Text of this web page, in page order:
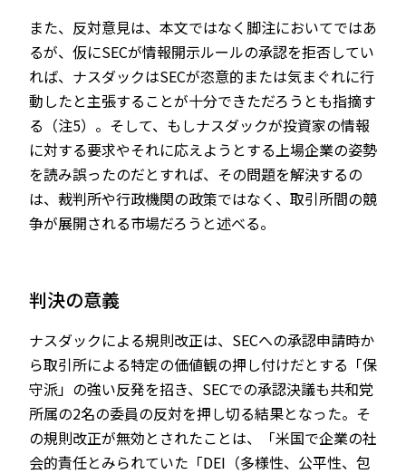
また、反対意見は、本文ではなく脚注においてではあ
るが、仮にSECが情報開示ルールの承認を拒否してい
れば、ナスダックはSECが恣意的または気まぐれに行
動したと主張することが十分できただろうとも指摘す
る（注5）。そして、もしナスダックが投資家の情報
に対する要求やそれに応えようとする上場企業の姿勢
を読み誤ったのだとすれば、その問題を解決するの
は、裁判所や行政機関の政策ではなく、取引所間の競
争が展開される市場だろうと述べる。
判決の意義
ナスダックによる規則改正は、SECへの承認申請時か
ら取引所による特定の価値観の押し付けだとする「保
守派」の強い反発を招き、SECでの承認決議も共和党
所属の2名の委員の反対を押し切る結果となった。そ
の規則改正が無効とされたことは、「米国で企業の社
会的責任とみられていた「DEI（多様性、公平性、包